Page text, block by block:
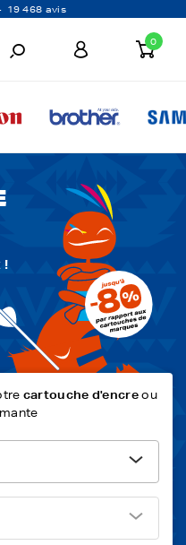
19 468 avis
0
!
cartouche d'encreou